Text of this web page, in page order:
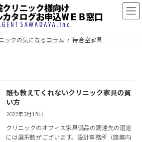
ックの気になるコラム 待合室家具
誰も教えてくれないクリニック家具の買
い方
2022年3月15日
クリニックのオフィス家具備品の調達先の選定
には選択肢がございます。設計事務所（建築内